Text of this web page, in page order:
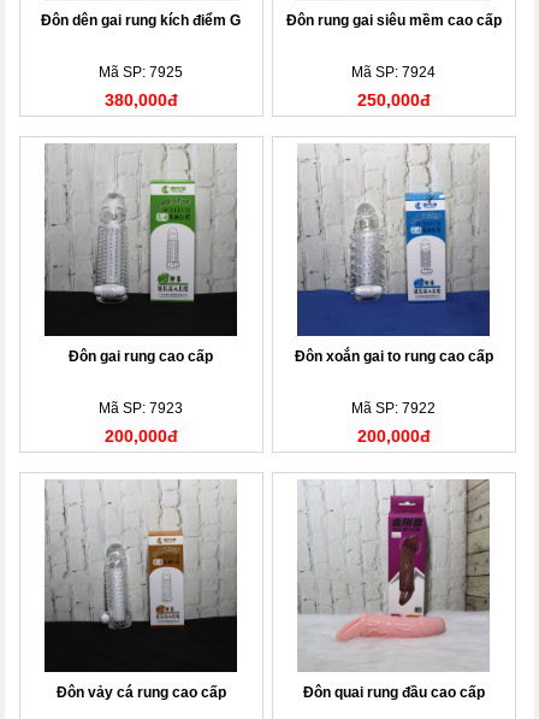
Đôn dên gai rung kích điểm G
Mã SP: 7925
380,000đ
Đôn rung gai siêu mềm cao cấp
Mã SP: 7924
250,000đ
Đôn gai rung cao cấp
Mã SP: 7923
200,000đ
Đôn xoắn gai to rung cao cấp
Mã SP: 7922
200,000đ
Đôn vảy cá rung cao cấp Đôn quai rung đầu cao cấp